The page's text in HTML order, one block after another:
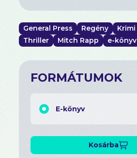
bűvöletében élők sötét játszmái
General Press Regény
Thriller
Mitch Rapp e-könyv
FORMÁTUMOK
E-könyv
Kosárba